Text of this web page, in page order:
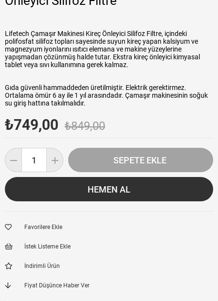
Lifetech Çamaşır Makinesi Kireç Önleyici Silifoz Filtre, içindeki
polifosfat silifoz topları sayesinde suyun kireç yapan kalsiyum ve
magnezyum iyonlarını ısıtıcı elemana ve makine yüzeylerine
yapışmadan çözünmüş halde tutar. Ekstra kireç önleyici kimyasal
tablet veya sıvı kullanımına gerek kalmaz.
Gıda güvenli hammaddeden üretilmiştir. Elektrik gerektirmez.
Ortalama ömür 6 ay ile 1 yıl arasındadır. Çamaşır makinesinin soğuk
su giriş hattına takılmalıdır.
₺849,00
₺749,00
Favorilere Ekle
İstek Listeme Ekle
İndirimli Ürün
Fiyat Düşünce Haber Ver